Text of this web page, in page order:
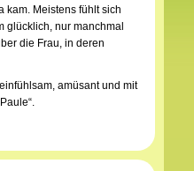
kam. Meistens fühlt sich
glücklich, nur manchmal
die Frau, in deren
amüsant und mit